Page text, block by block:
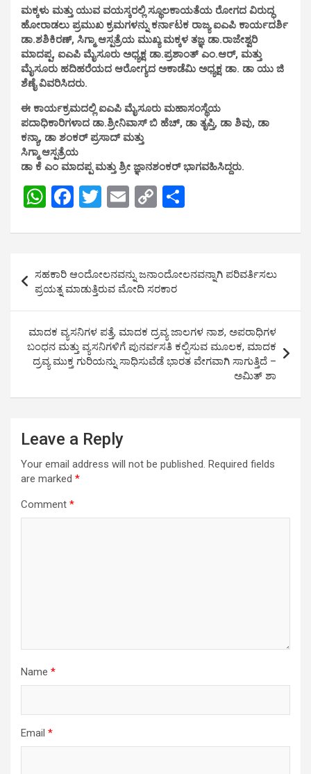
ಮಕ್ಕಳು ಮತ್ತು ಯುವ ವಯಸ್ಕರಲ್ಲಿ ಸ್ಥೂಲಕಾಯತೆಯ ರೋಗದ ವಿರುದ್ಧ
ಹೋರಾಡಲು ಪ್ರಮುಖ ಕ್ರಮಗಳನ್ನು ಕರ್ನಾಟಕ ರಾಜ್ಯ ಐಎಪಿ ಕಾರ್ಯದರ್ಶಿ
ಡಾ.ಶಶಿಕಿರಣ್, ಸಿಗ್ಮಾ ಆಸ್ಪತ್ರೆಯ ಮುಖ್ಯ ಮಕ್ಕಳ ತಜ್ಞ ಡಾ.ರಾಜೇಶ್ವರಿ
ಮಾದಪ್ಪ, ಐಎಪಿ ಮೈಸೂರು ಅಧ್ಯಕ್ಷ ಡಾ.ಪ್ರಶಾಂತ್ ಎಂ.ಆರ್, ಮತ್ತು
ಮೈಸೂರು ಹದಿಹರೆಯದ ಆರೋಗ್ಯದ ಅಕಾಡೆಮಿ ಅಧ್ಯಕ್ಷ ಡಾ. ಡಾ ಯು ಜಿ
ಶೆಣೈ ವಿವರಿಸಿದರು.
ಈ ಕಾರ್ಯಕ್ರಮದಲ್ಲಿ ಐಎಪಿ ಮೈಸೂರು ಮಹಾಸಂಸ್ಥೆಯ
ಪದಾಧಿಕಾರಿಗಳಾದ ಡಾ.ಶ್ರೀನಿವಾಸ್ ಬಿ ಹೆಚ್, ಡಾ ತೃಪ್ತಿ, ಡಾ ಶಿವು, ಡಾ
ಕನ್ಯಾ, ಡಾ ಶಂಕರ್ ಪ್ರಸಾದ್ ಮತ್ತು
ಸಿಗ್ಮಾ ಆಸ್ಪತ್ರೆಯ
ಡಾ ಕೆ ಎಂ ಮಾದಪ್ಪ ಮತ್ತು ಶ್ರೀ ಜ್ಞಾನಶಂಕರ್ ಭಾಗವಹಿಸಿದ್ದರು.
W
at
s
A
p
p
F
ce
o
o
k
T
tt
er
E
ail
C
py
Li
n
k
ar
navigation
ಸಹಕಾರಿ ಆಂದೋಲನವನ್ನು ಜನಾಂದೋಲನವನ್ನಾಗಿ ಪರಿವರ್ತಿಸಲು
ಪ್ರಯತ್ನ ಮಾಡುತ್ತಿರುವ ಮೋದಿ ಸರಕಾರ
ಮಾದಕ ವ್ಯಸನಿಗಳ ಪತ್ತೆ, ಮಾದಕ ದ್ರವ್ಯ ಜಾಲಗಳ ನಾಶ, ಅಪರಾಧಿಗಳ
ಬಂಧನ ಮತ್ತು ವ್ಯಸನಿಗಳಿಗೆ ಪುನರ್ವಸತಿ ಕಲ್ಪಿಸುವ ಮೂಲಕ, ಮಾದಕ
ದ್ರವ್ಯ ಮುಕ್ತ ಗುರಿಯನ್ನು ಸಾಧಿಸುವೆಡೆ ಭಾರತ ವೇಗವಾಗಿ ಸಾಗುತ್ತಿದೆ –
ಅಮಿತ್ ಶಾ
Leave a Reply
Your email address will not be published. Required fields
are marked *
Comment *
Name *
Email *